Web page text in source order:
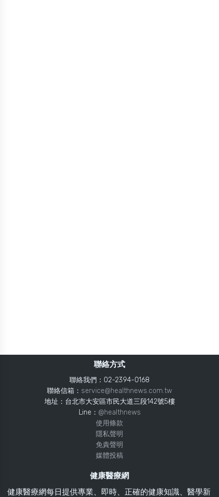
聯絡方式
聯絡我們：02-2394-0168
聯絡信箱： service@healthnews.com.tw
地址：台北市大安區市民大道三段142號5樓
Line： @healthnews
使用條款
隱私聲明
免責聲明
媒體投稿
健康醫療網
健康醫療網每日提供專業、即時、正確的健康知識、醫學新